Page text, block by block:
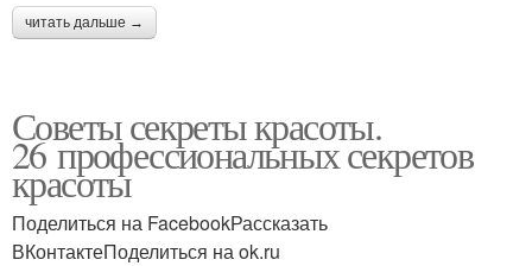
читать дальше →
Советы секреты красоты.
26 профессиональных секретов
красоты
Поделиться на FacebookРассказать
ВКонтактеПоделиться на ok.ru